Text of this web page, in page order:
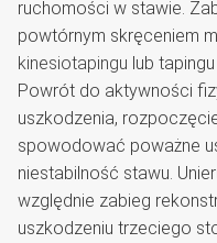
ruchomości w stawie.
powtórnym skręceniem
kinesiotapingu lub
Powrót do aktywności
uszkodzenia,
spowodować poważne
niestabilność stawu.
względnie zabieg
uszkodzeniu trzeciego